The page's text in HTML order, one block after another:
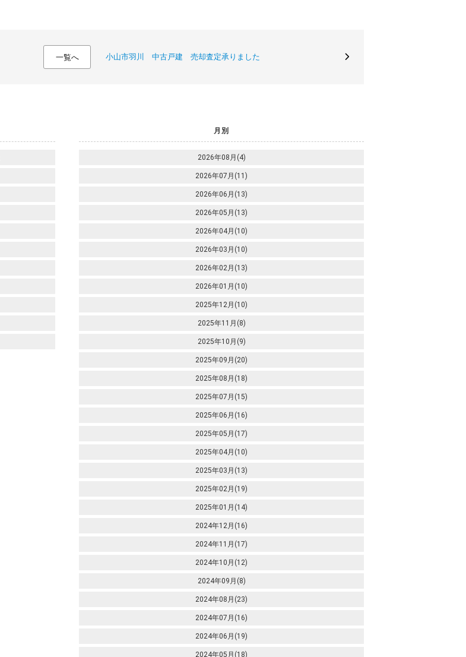
一覧へ 小山市羽川 中古戸建 売却査定承りました
月別
2026年08月(4)
2026年07月(11)
2026年06月(13)
2026年05月(13)
2026年04月(10)
2026年03月(10)
2026年02月(13)
2026年01月(10)
2025年12月(10)
2025年11月(8)
2025年10月(9)
2025年09月(20)
2025年08月(18)
2025年07月(15)
2025年06月(16)
2025年05月(17)
2025年04月(10)
2025年03月(13)
2025年02月(19)
2025年01月(14)
2024年12月(16)
2024年11月(17)
2024年10月(12)
2024年09月(8)
2024年08月(23)
2024年07月(16)
2024年06月(19)
2024年05月(18)